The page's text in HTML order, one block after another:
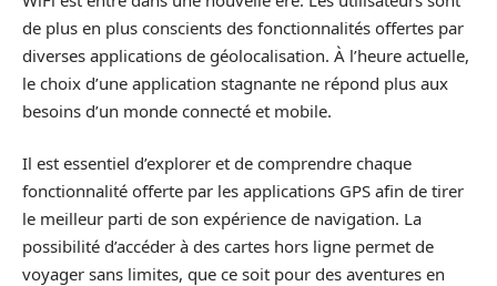
de plus en plus conscients des fonctionnalités offertes par
diverses applications de géolocalisation. À l’heure actuelle,
le choix d’une application stagnante ne répond plus aux
besoins d’un monde connecté et mobile.
Il est essentiel d’explorer et de comprendre chaque
fonctionnalité offerte par les applications GPS afin de tirer
le meilleur parti de son expérience de navigation. La
possibilité d’accéder à des cartes hors ligne permet de
voyager sans limites, que ce soit pour des aventures en